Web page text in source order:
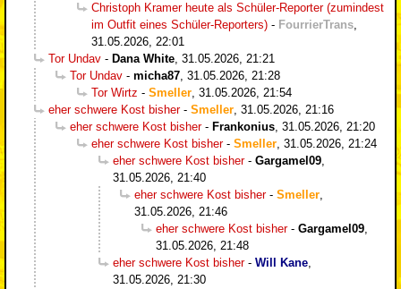
Christoph Kramer heute als Schüler-Reporter (zumindest
im Outfit eines Schüler-Reporters) - FourrierTrans,
31.05.2026, 22:01
Tor Undav - Dana White, 31.05.2026, 21:21
Tor Undav - micha87, 31.05.2026, 21:28
Tor Wirtz - Smeller, 31.05.2026, 21:54
eher schwere Kost bisher- Smeller, 31.05.2026, 21:16
eher schwere Kost bisher- Frankonius, 31.05.2026, 21:20
eher schwere Kost bisher- Smeller, 31.05.2026, 21:24
eher schwere Kost bisher- Gargamel09,
31.05.2026, 21:40
eher schwere Kost bisher- Smeller,
31.05.2026, 21:46
eher schwere Kost bisher- Gargamel09,
31.05.2026, 21:48
eher schwere Kost bisher- Will Kane,
31.05.2026, 21:30